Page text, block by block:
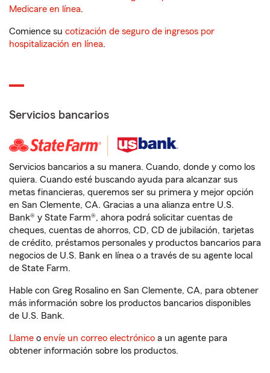
Medicare en línea.
Comience su cotización de seguro de ingresos por
hospitalización en línea.
Servicios bancarios
Servicios bancarios a su manera. Cuando, donde y como los
quiera. Cuando esté buscando ayuda para alcanzar sus
metas financieras, queremos ser su primera y mejor opción
en San Clemente, CA. Gracias a una alianza entre U.S.
Bank® y State Farm®, ahora podrá solicitar cuentas de
cheques, cuentas de ahorros, CD, CD de jubilación, tarjetas
de crédito, préstamos personales y productos bancarios para
negocios de U.S. Bank en línea o a través de su agente local
de State Farm.
Hable con Greg Rosalino en San Clemente, CA, para obtener
más información sobre los productos bancarios disponibles
de U.S. Bank.
Llame o envíe un correo electrónico a un agente para
obtener información sobre los productos.